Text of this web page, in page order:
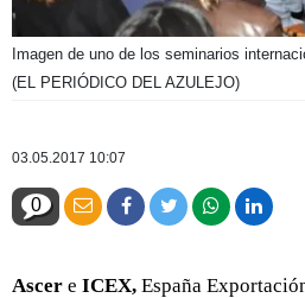
Imagen de uno de los seminarios
(EL PERIÓDICO DEL AZULEJO)
03.05.2017 10:07
0
Ascer e ICEX, España